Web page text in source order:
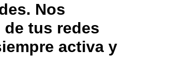
Nos
tus redes
activa y